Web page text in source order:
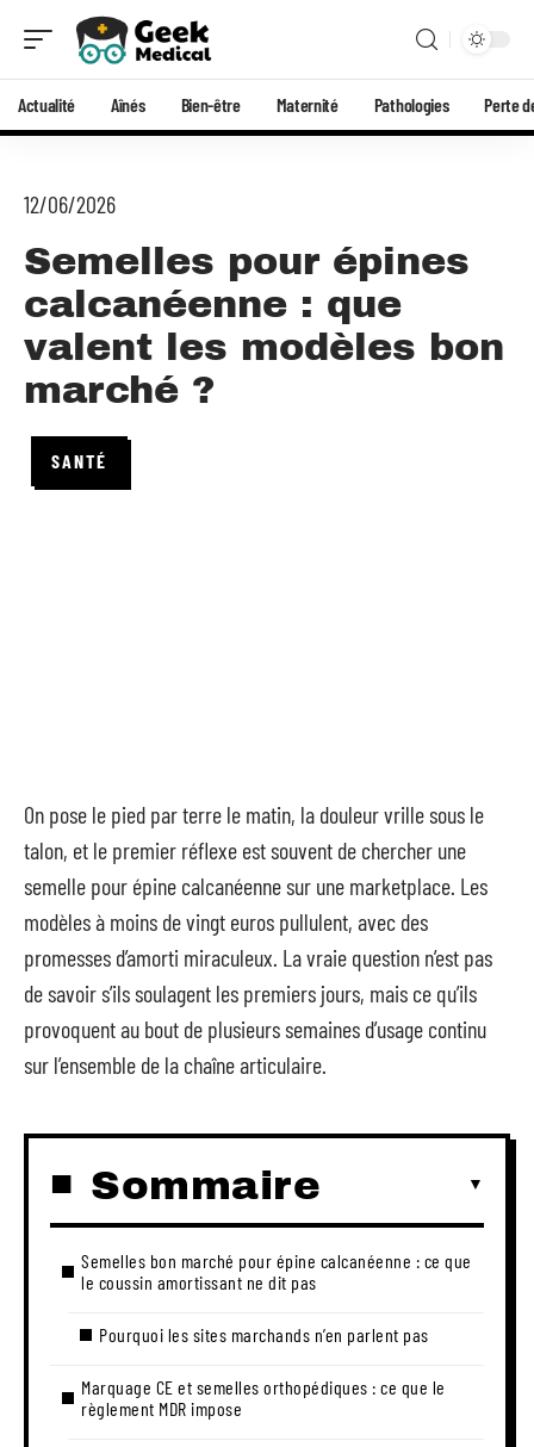
Actualité Aînés Bien-être Maternité Pathologies Perte
12/06/2026
Semelles pour épines
calcanéenne : que
valent les modèles bon
marché ?
SANTÉ
On pose le pied par terre le matin, la douleur vrille sous le
talon, et le premier réflexe est souvent de chercher une
semelle pour épine calcanéenne sur une marketplace. Les
modèles à moins de vingt euros pullulent, avec des
promesses d’amorti miraculeux. La vraie question n’est pas
de savoir s’ils soulagent les premiers jours, mais ce qu’ils
provoquent au bout de plusieurs semaines d’usage continu
sur l’ensemble de la chaîne articulaire.
Sommaire
Semelles bon marché pour épine calcanéenne : ce que
le coussin amortissant ne dit pas
Pourquoi les sites marchands n’en parlent pas
Marquage CE et semelles orthopédiques : ce que le
règlement MDR impose